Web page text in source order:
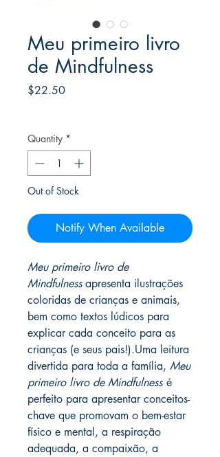
Meu primeiro livro
de Mindfulness
$22.50Price
Quantity *
Out of Stock
Notify When Available
Meu primeiro livro de
Mindfulnessapresenta ilustrações
coloridas de crianças e animais,
bem como textos lúdicos para
explicar cada conceito para as
crianças (e seus pais!).Uma leitura
divertida para toda a família, Meu
primeiro livro de Mindfulness é
perfeito para apresentar conceitos-
chave que promovam o bem-estar
físico e mental, a respiração
adequada, a compaixão, a